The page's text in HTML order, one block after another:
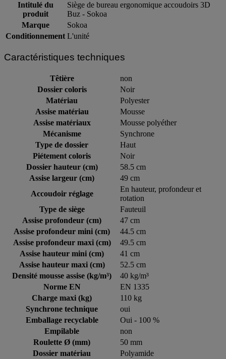
Intitulé du
produit
Siège de bureau ergonomique accoudoirs 3D
Buz - Sokoa
Marque
Sokoa
Conditionnement L'unité
Caractéristiques techniques
Têtière
non
Dossier coloris
Noir
Matériau
Polyester
Assise matériau
Mousse
Assise matériaux
Mousse polyéther
Mécanisme
Synchrone
Type de dossier
Haut
Piétement coloris
Noir
Dossier hauteur (cm)
58.5 cm
Assise largeur (cm)
49 cm
Accoudoir réglage
En hauteur, profondeur et
rotation
Type de siège
Fauteuil
Assise profondeur (cm)
47 cm
Assise profondeur mini (cm)
44.5 cm
Assise profondeur maxi (cm)
49.5 cm
Assise hauteur mini (cm)
41 cm
Assise hauteur maxi (cm)
52.5 cm
Densité mousse assise (kg/m³)
40 kg/m³
Norme EN
EN 1335
Charge maxi (kg)
110 kg
Synchrone technique
oui
Emballage recyclable
Oui - 100 %
Empilable
non
Roulette Ø (mm)
50 mm
Dossier matériau
Polyamide